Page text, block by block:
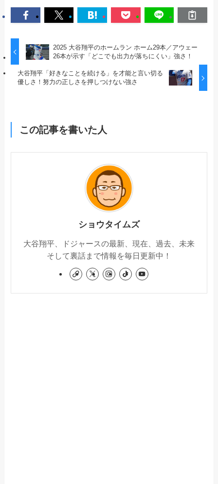
2025 大谷翔平のホームラン ホーム29本／アウェー
26本が示す「どこでも出力が落ちにくい」強さ！
大谷翔平「好きなことを続ける」を才能と言い切る
優しさ！努力の正しさを押しつけない強さ
この記事を書いた人
ショウタイムズ
大谷翔平、ドジャースの最新、現在、過去、未来
そして裏話まで情報を毎日更新中！